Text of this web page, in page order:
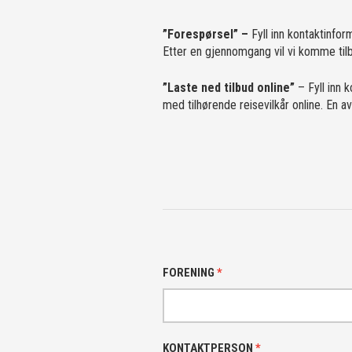
”Forespørsel” – Fyll inn
Etter en gjennomgang vil vi komme
”Laste ned tilbud online” – Fyll inn
med tilhørende reisevilkår online. En
FORENING *
KONTAKTPERSON *